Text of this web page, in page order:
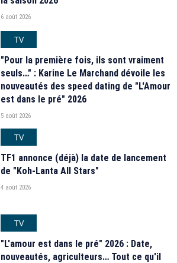
6 août 2026
TV
"Pour la première fois, ils sont vraiment
seuls…" : Karine Le Marchand dévoile les
nouveautés des speed dating de "L'Amour
est dans le pré" 2026
5 août 2026
TV
TF1 annonce (déjà) la date de lancement
de "Koh-Lanta All Stars"
4 août 2026
TV
"L'amour est dans le pré" 2026 : Date,
nouveautés, agriculteurs… Tout ce qu'il